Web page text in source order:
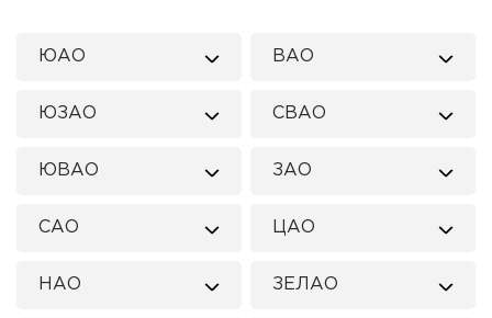
ЮАО ВАО
ЮЗАО СВАО
ЮВАО ЗАО
САО ЦАО
НАО ЗЕЛАО